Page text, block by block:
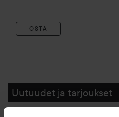
OSTA
Uutuudet ja tarjoukset